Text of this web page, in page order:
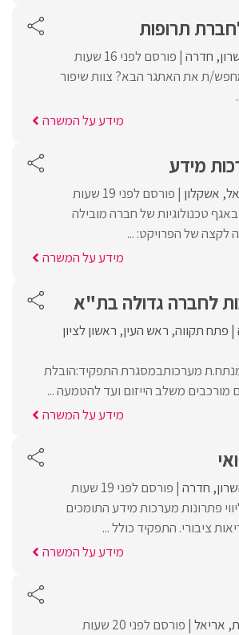
חדרה פורסם לפני 16 שעות
ת את האתגר הבא? צוות שיפור
מידע על המשרה
מידע
אשקלון פורסם לפני 19 שעות
טכנולוגיות של חברה מובילה
לקצה של הפרויקט: ...
מידע על המשרה
לחברה גדולה בת"א
פתח תקווה ראש העין ראשון לציון
מערכותבמסגרת התפקיד:הובלת
מורכבים משלב הייזום ועד להטמעה ...
מידע על המשרה
חדרה פורסם לפני 19 שעות
פתרונות מערכות מידע התומכים
ציבורי. התפקיד כולל ...
מידע על המשרה
אריאל פורסם לפני 20 שעות